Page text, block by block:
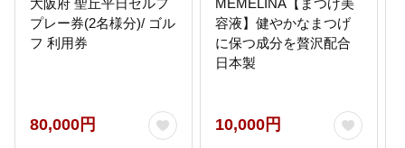
プレー券(2名様分)/ ゴル
フ 利用券
80,000円
容液】健やかなまつげ
に保つ成分を贅沢配合
日本製
10,000円